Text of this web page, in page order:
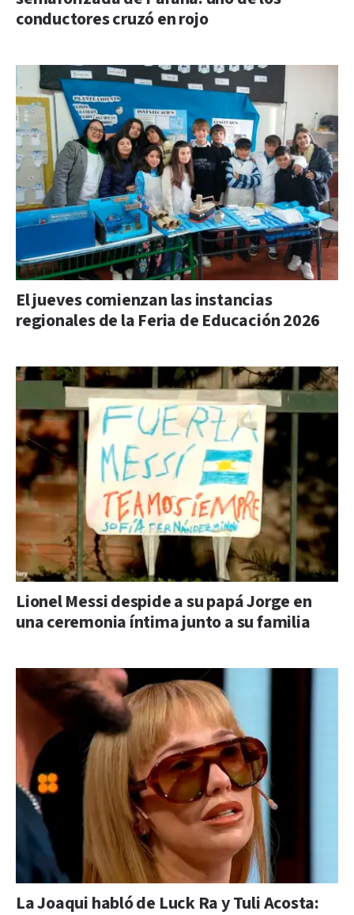
conductores cruzó en rojo
El jueves comienzan las instancias
regionales de la Feria de Educación 2026
Lionel Messi despide a su papá Jorge en
una ceremonia íntima junto a su familia
La Joaqui habló de Luck Ra y Tuli Acosta: